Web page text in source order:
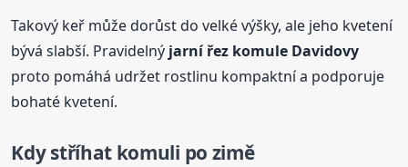
Takový keř může dorůst do velké výšky, ale jeho kvetení
bývá slabší. Pravidelný jarní řez komule Davidovy
proto pomáhá udržet rostlinu kompaktní a podporuje
bohaté kvetení.
Kdy stříhat komuli po zimě